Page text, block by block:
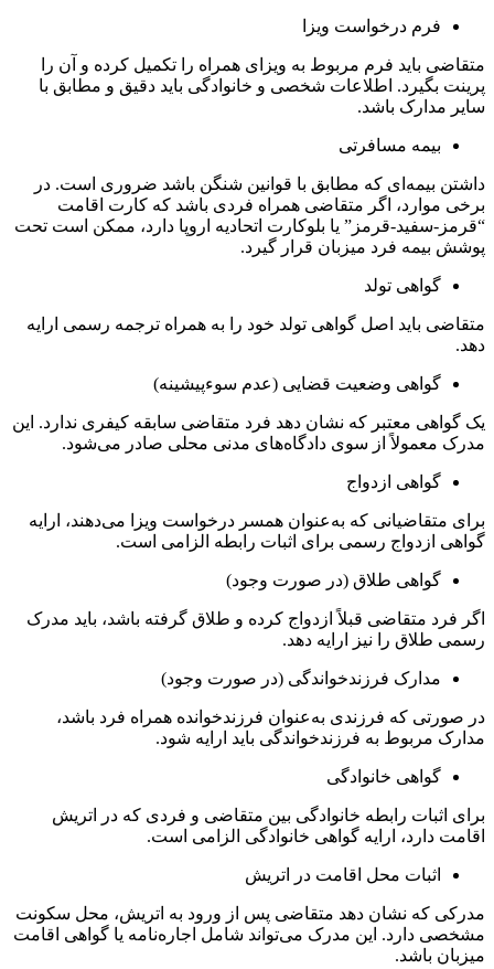
فرم درخواست ویزا
متقاضی باید فرم مربوط به ویزای همراه را تکمیل کرده و آن را
پرینت بگیرد. اطلاعات شخصی و خانوادگی باید دقیق و مطابق با
سایر مدارک باشد.
بیمه مسافرتی
داشتن بیمه‌ای که مطابق با قوانین شنگن باشد ضروری است. در
برخی موارد، اگر متقاضی همراه فردی باشد که کارت اقامت
“قرمز-سفید-قرمز” یا بلوکارت اتحادیه اروپا دارد، ممکن است تحت
پوشش بیمه فرد میزبان قرار گیرد.
گواهی تولد
متقاضی باید اصل گواهی تولد خود را به همراه ترجمه رسمی ارایه
دهد.
گواهی وضعیت قضایی (عدم سوءپیشینه)
یک گواهی معتبر که نشان دهد فرد متقاضی سابقه کیفری ندارد. این
مدرک معمولاً از سوی دادگاه‌های مدنی محلی صادر می‌شود.
گواهی ازدواج
برای متقاضیانی که به‌عنوان همسر درخواست ویزا می‌دهند، ارایه
گواهی ازدواج رسمی برای اثبات رابطه الزامی است.
گواهی طلاق (در صورت وجود)
اگر فرد متقاضی قبلاً ازدواج کرده و طلاق گرفته باشد، باید مدرک
رسمی طلاق را نیز ارایه دهد.
مدارک فرزندخواندگی (در صورت وجود)
در صورتی که فرزندی به‌عنوان فرزندخوانده همراه فرد باشد،
مدارک مربوط به فرزندخواندگی باید ارایه شود.
گواهی خانوادگی
برای اثبات رابطه خانوادگی بین متقاضی و فردی که در اتریش
اقامت دارد، ارایه گواهی خانوادگی الزامی است.
اثبات محل اقامت در اتریش
مدرکی که نشان دهد متقاضی پس از ورود به اتریش، محل سکونت
مشخصی دارد. این مدرک می‌تواند شامل اجاره‌نامه یا گواهی اقامت
میزبان باشد.